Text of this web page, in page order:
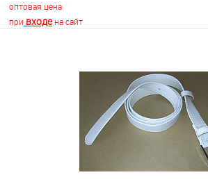
оптовая цена
при входена сайт